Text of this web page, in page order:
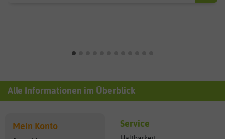
Alle Informationen im Überblick
Mein Konto Service